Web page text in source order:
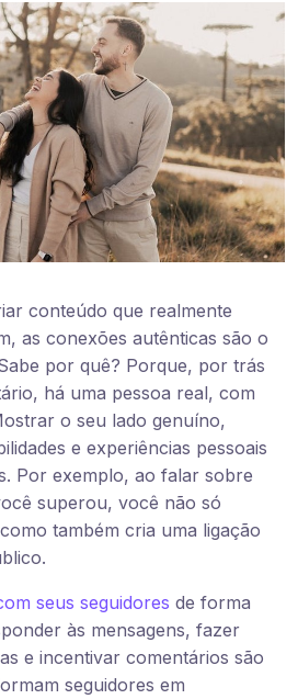
conteúdo que realmente
as conexões autênticas são o
por quê? Porque, por trás
há uma pessoa real, com
o seu lado genuíno,
e experiências pessoais
Por exemplo, ao falar sobre
superou, você não só
também cria uma ligação
seus seguidores de forma
às mensagens, fazer
e incentivar comentários são
seguidores em